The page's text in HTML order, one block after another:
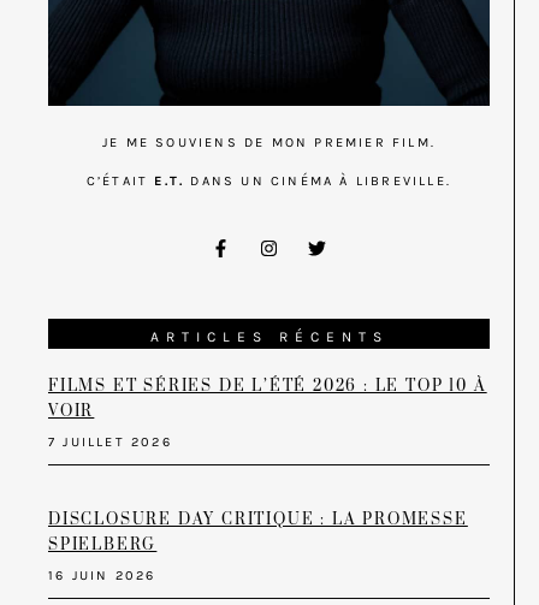
JE ME SOUVIENS DE MON PREMIER FILM.
C’ÉTAIT E.T. DANS UN CINÉMA À LIBREVILLE.
ARTICLES RÉCENTS
FILMS ET SÉRIES DE L’ÉTÉ 2026 : LE TOP 10 À
VOIR
7 JUILLET 2026
DISCLOSURE DAY CRITIQUE : LA PROMESSE
SPIELBERG
16 JUIN 2026